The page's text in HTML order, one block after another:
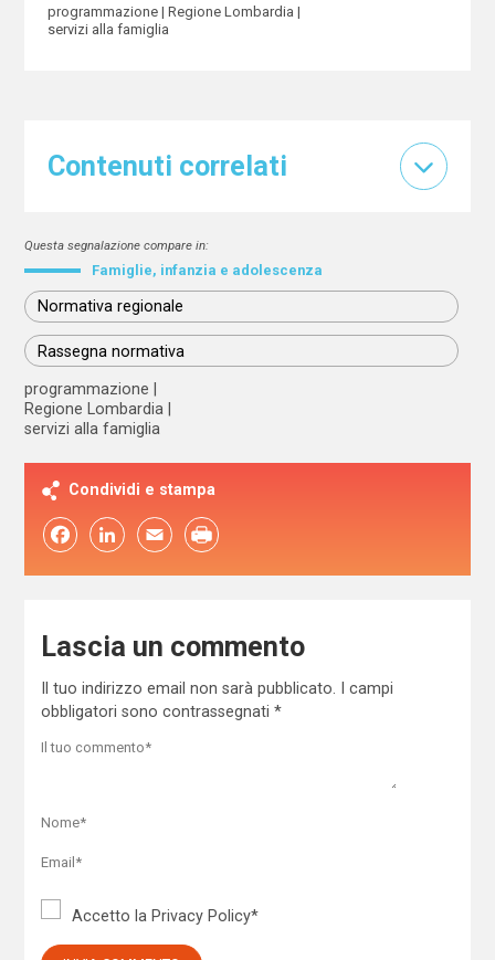
programmazione
Regione Lombardia
servizi alla famiglia
Contenuti correlati
Questa segnalazione compare in:
Famiglie, infanzia e adolescenza
Normativa regionale
Rassegna normativa
programmazione
Regione Lombardia
servizi alla famiglia
Condividi e stampa
FacebookLinkedIn Email
Lascia un commento
Il tuo indirizzo email non sarà pubblicato.
I campi
obbligatori sono contrassegnati *
Accetto la Privacy Policy*